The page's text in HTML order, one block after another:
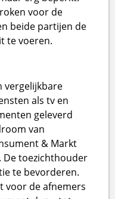
voor de
beide partijen de
te voeren.
vergelijkbare
als tv en
geleverd
van
& Markt
De toezichthouder
te bevorderen.
voor de afnemers